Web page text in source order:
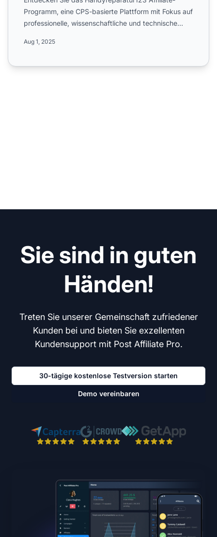
Programm, eine CPS-basierte Plattform mit Fokus auf
professionelle, wissenschaftliche und technische
Aug 1, 2025
Sie sind in guten
Händen!
Treten Sie unserer Gemeinschaft zufriedener
Kunden bei und bieten Sie exzellenten
Kundensupport mit Post Affiliate Pro.
30-tägige kostenlose Testversion starten
Demo vereinbaren